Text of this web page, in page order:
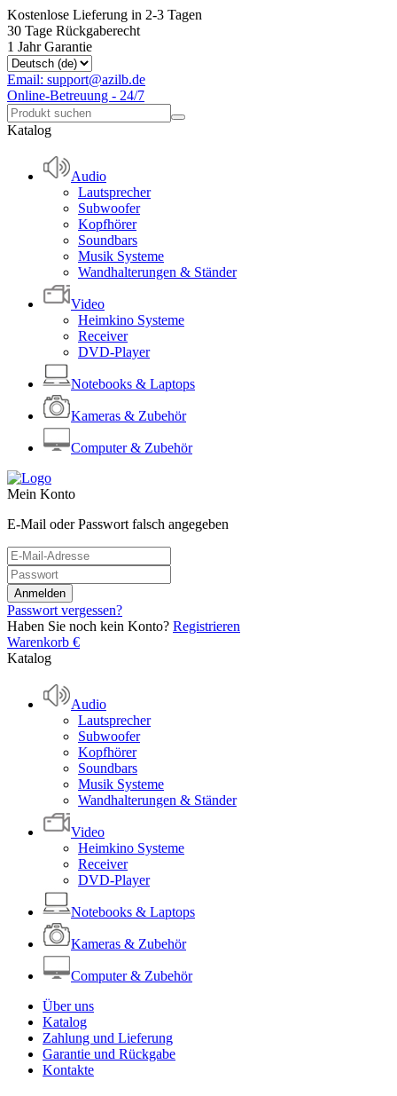
Kostenlose Lieferung in 2-3 Tagen
30 Tage Rückgaberecht
1 Jahr Garantie
Email: support@azilb.de
Online-Betreuung - 24/7
Katalog
Audio
Lautsprecher
Subwoofer
Kopfhörer
Soundbars
Musik Systeme
Wandhalterungen & Ständer
Video
Heimkino Systeme
Receiver
DVD-Player
Notebooks & Laptops
Kameras & Zubehör
Computer & Zubehör
Mein Konto
E-Mail oder Passwort falsch angegeben
Passwort vergessen?
Haben Sie noch kein Konto? Registrieren
Warenkorb €
Katalog
Audio
Lautsprecher
Subwoofer
Kopfhörer
Soundbars
Musik Systeme
Wandhalterungen & Ständer
Video
Heimkino Systeme
Receiver
DVD-Player
Notebooks & Laptops
Kameras & Zubehör
Computer & Zubehör
Über uns
Katalog
Zahlung und Lieferung
Garantie und Rückgabe
Kontakte